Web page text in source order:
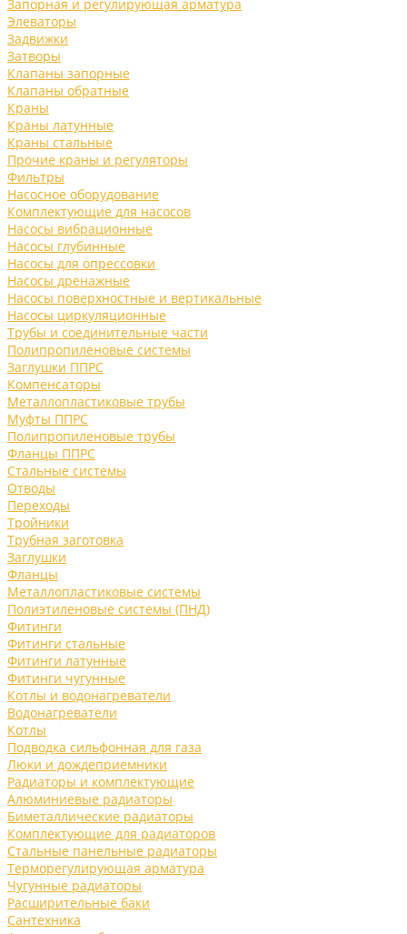
Запорная и регулирующая арматура
Элеваторы
Задвижки
Затворы
Клапаны запорные
Клапаны обратные
Краны
Краны латунные
Краны стальные
Прочие краны и регуляторы
Фильтры
Насосное оборудование
Комплектующие для насосов
Насосы вибрационные
Насосы глубинные
Насосы для опрессовки
Насосы дренажные
Насосы поверхностные и вертикальные
Насосы циркуляционные
Трубы и соединительные части
Полипропиленовые системы
Заглушки ППРС
Компенсаторы
Металлопластиковые трубы
Муфты ППРС
Полипропиленовые трубы
Фланцы ППРС
Стальные системы
Отводы
Переходы
Тройники
Трубная заготовка
Заглушки
Фланцы
Металлопластиковые системы
Полиэтиленовые системы (ПНД)
Фитинги
Фитинги стальные
Фитинги латунные
Фитинги чугунные
Котлы и водонагреватели
Водонагреватели
Котлы
Подводка сильфонная для газа
Люки и дождеприемники
Радиаторы и комплектующие
Алюминиевые радиаторы
Биметаллические радиаторы
Комплектующие для радиаторов
Стальные панельные радиаторы
Терморегулирующая арматура
Чугунные радиаторы
Расширительные баки
Сантехника